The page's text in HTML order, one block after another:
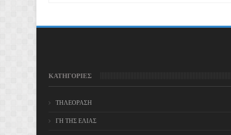
ΚΑΤΗΓΟΡΙΕΣ
ΤΗΛΕΟΡΑΣΗ
ΓΗ ΤΗΣ ΕΛΙΑΣ